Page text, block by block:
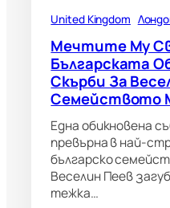
United Kingdom
Мечтите Му
Българската
Скърби За
Семейството
Една обикновена
превърна в най-
българско
Веселин Пеев
тежка…